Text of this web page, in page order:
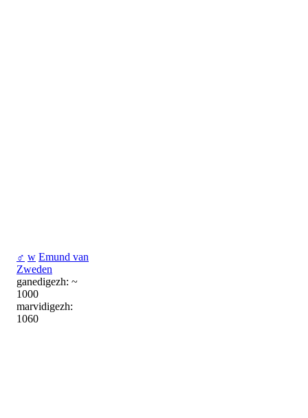
♂ w Emund van
Zweden
ganedigezh: ~
1000
marvidigezh:
1060